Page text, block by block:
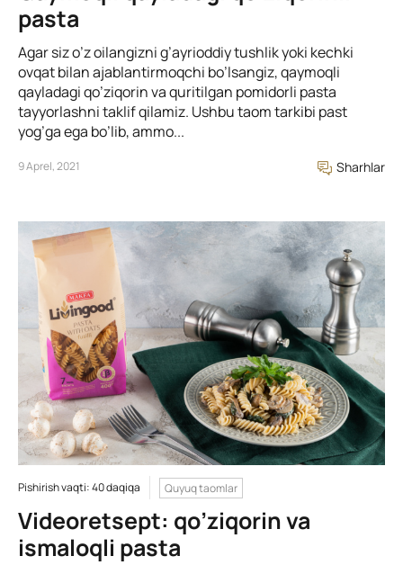
pasta
Agar siz o’z oilangizni g’ayrioddiy tushlik yoki kechki
ovqat bilan ajablantirmoqchi bo’lsangiz, qaymoqli
qayladagi qo’ziqorin va quritilgan pomidorli pasta
tayyorlashni taklif qilamiz. Ushbu taom tarkibi past
yog’ga ega bo’lib, ammo...
9 Aprel, 2021 Sharhlar
Pishirish vaqti: 40 daqiqa Quyuq taomlar
Videoretsept: qo’ziqorin va
ismaloqli pasta